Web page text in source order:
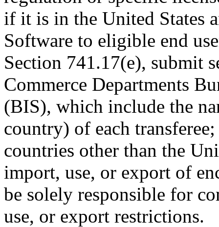
if it is in the United States
Software to eligible end
Section 741.17(e), submit
Commerce Departments
(BIS), which include the
country) of each
countries other than the
import, use, or export of
be solely responsible for
use, or export restrictions.